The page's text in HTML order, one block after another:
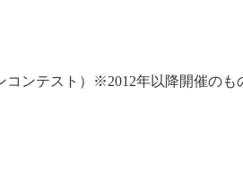
ンテスト）※2012年以降開催の